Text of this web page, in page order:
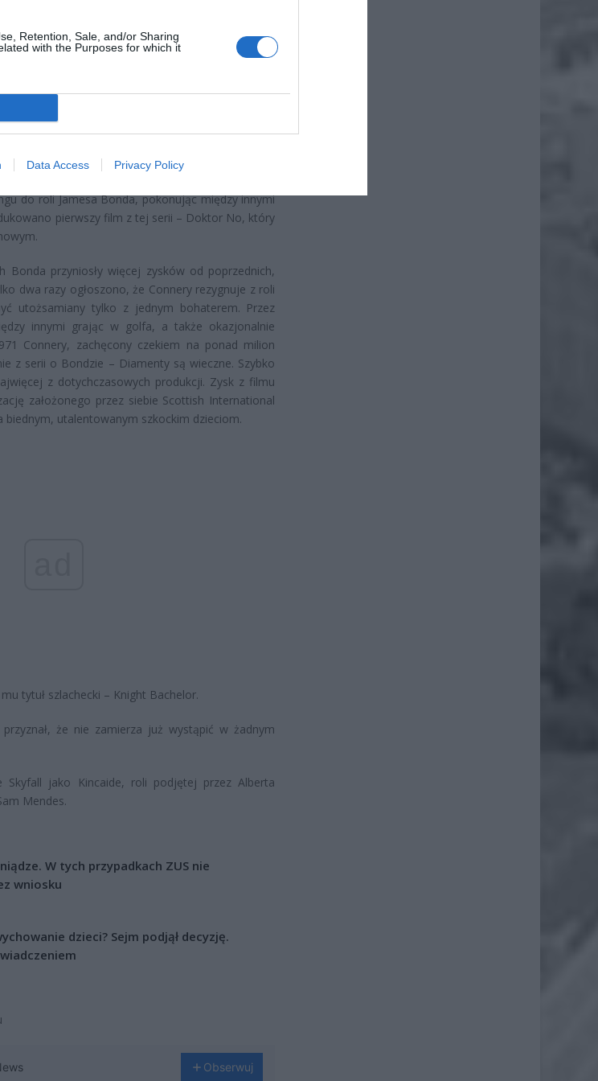
Retention, Sale, and/or Sharing
with the Purposes for which it
Data Access Privacy Policy
Air fryer tańszy aż o 150 zł, a to dopiero
rodzin. ZUS wypłacił już 173 mln zł.
do roli Jamesa Bonda, pokonując między innymi
pierwszy film z tej serii – Doktor No, który
Bonda przyniosły więcej zysków od poprzednich,
dwa razy ogłoszono, że Connery rezygnuje z roli
utożsamiany tylko z jednym bohaterem. Przez
innymi grając w golfa, a także okazjonalnie
Connery, zachęcony czekiem na ponad milion
z serii o Bondzie – Diamenty są wieczne. Szybko
z dotychczasowych produkcji. Zysk z filmu
założonego przez siebie Scottish International
biednym, utalentowanym szkockim dzieciom.
tytuł szlachecki – Knight Bachelor.
że nie zamierza już wystąpić w żadnym
jako Kincaide, roli podjętej przez Alberta
Mendes.
W tych przypadkach ZUS nie
wniosku
dzieci? Sejm podjął decyzję.
Obserwuj